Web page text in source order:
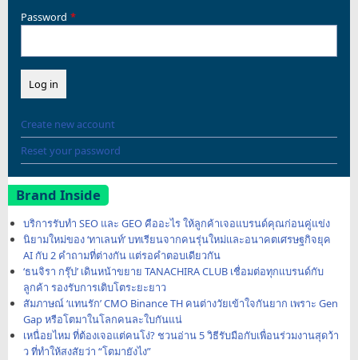
Password
Create new account
Reset your password
Brand Inside
บริการรับทำ SEO และ GEO คืออะไร ให้ลูกค้าเจอแบรนด์คุณก่อนคู่แข่ง
นิยามใหม่ของ ‘ทาเลนท์’ บทเรียนจากคนรุ่นใหม่และอนาคตเศรษฐกิจยุค
AI กับ 2 คำถามที่ต่างกัน แต่รอคำตอบเดียวกัน
‘ธนจิรา กรุ๊ป’ เดินหน้าขยาย TANACHIRA CLUB เชื่อมต่อทุกแบรนด์กับ
ลูกค้า รองรับการเติบโตระยะยาว
สัมภาษณ์ ‘แทนรัก’ CMO Binance TH คนต่างวัยเข้าใจกันยาก เพราะ Gen
Gap หรือโตมาในโลกคนละใบกันแน่
เหนื่อยไหม ที่ต้องเจอแต่คนโง่? ชวนอ่าน 5 วิธีรับมือกับเพื่อนร่วมงานสุดว้า
ว ที่ทำให้สงสัยว่า “โตมายังไง”